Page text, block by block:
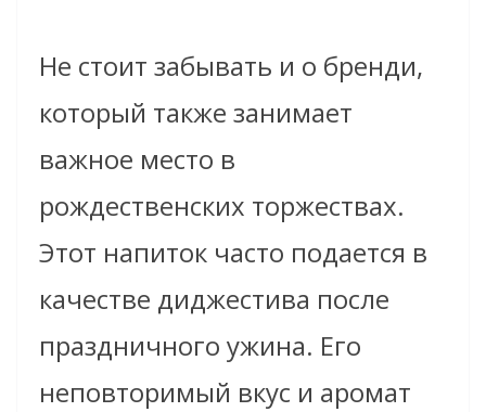
Не стоит забывать и о бренди,
который также занимает
важное место в
рождественских торжествах.
Этот напиток часто подается в
качестве диджестива после
праздничного ужина. Его
неповторимый вкус и аромат